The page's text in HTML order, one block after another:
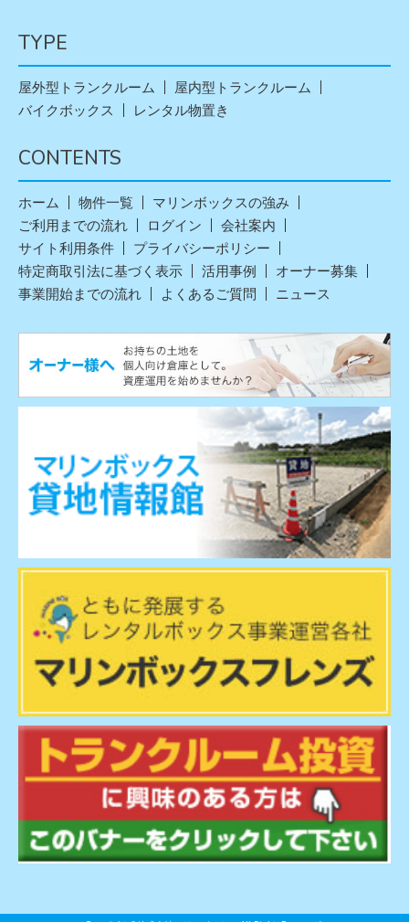
TYPE
屋外型トランクルーム
屋内型トランクルーム
バイクボックス
レンタル物置き
CONTENTS
ホーム 物件一覧
マリンボックスの強み
ご利用までの流れ
ログイン
会社案内
サイト利用条件
プライバシーポリシー
特定商取引法に基づく表示
活用事例
オーナー募集
事業開始までの流れ
よくあるご質問 ニュース